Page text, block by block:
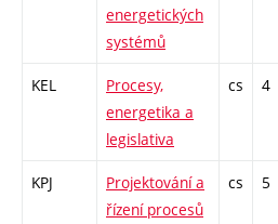
energetických
systémů
KEL
Procesy,
energetika a
legislativa
cs 4
KPJ
Projektování a
řízení procesů
cs 5